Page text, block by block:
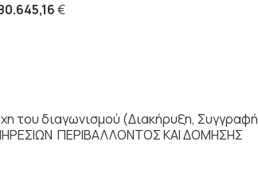
€
του διαγωνισμού (Διακήρυξη, Συγγραφή
ΠΕΡΙΒΑΛΛΟΝΤΟΣ ΚΑΙ ΔΟΜΗΣΗΣ